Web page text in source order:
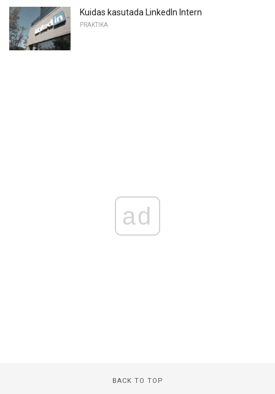
Kuidas kasutada LinkedIn Intern
PRAKTIKA
ad
BACK TO TOP